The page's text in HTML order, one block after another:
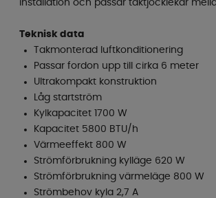
installation och passar taktjocklekar
Teknisk data
Takmonterad luftkonditionering
Passar fordon upp till cirka 6 meter
Ultrakompakt konstruktion
Låg startström
Kylkapacitet 1700 W
Kapacitet 5800 BTU/h
Värmeeffekt 800 W
Strömförbrukning kylläge 620 W
Strömförbrukning värmeläge 800 W
Strömbehov kyla 2,7 A